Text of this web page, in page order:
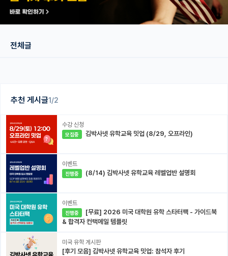
재팬라운지 🌸
추천 게시글1/2
수강 신청
모집중 김박사넷 유학교육 밋업 (8/29, 오프라인)
이벤트
진행중 (8/14) 김박사넷 유학교육 레벨업반 설명회
이벤트
진행중
& 합격자 컨택메일 템플릿
미국 유학 게시판
[후기 모음] 김박사넷 유학교육 밋업: 참석자 후기
전체글